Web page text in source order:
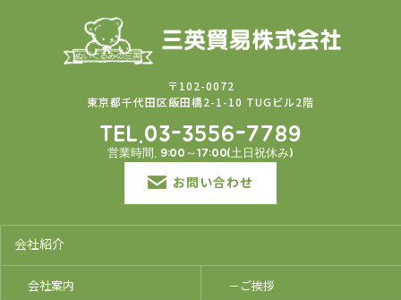
〒102-0072
東京都千代田区飯田橋2-1-10 TUGビル2階
TEL.03-3556-7789
営業時間. 9:00～17:00(土日祝休み)
お問い合わせ
会社紹介
会社案内 －ご挨拶